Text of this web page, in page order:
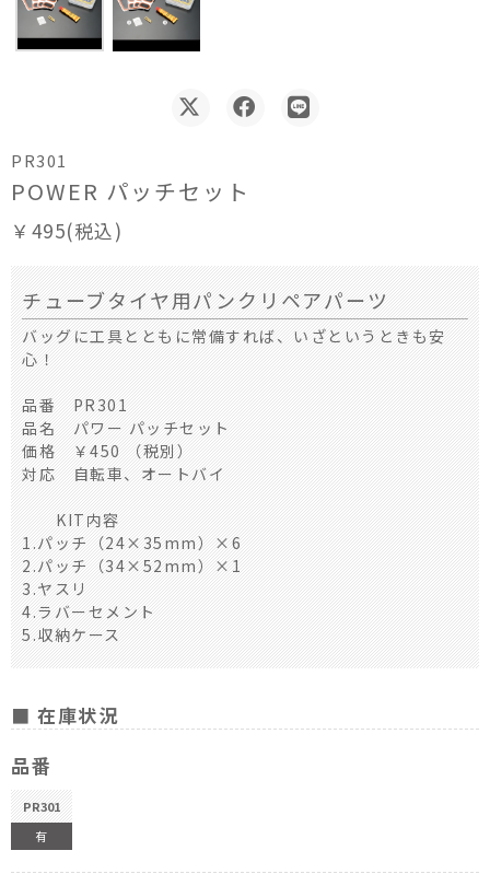
PR301
POWER パッチセット
￥495(税込)
チューブタイヤ用パンクリペアパーツ
バッグに工具とともに常備すれば、いざというときも安
心！
品番 PR301
品名 パワー パッチセット
価格 ￥450 （税別）
対応 自転車、オートバイ
KIT内容
1.パッチ（24×35mm）×6
2.パッチ（34×52mm）×1
3.ヤスリ
4.ラバーセメント
5.収納ケース
■ 在庫状況
品番
PR301
有